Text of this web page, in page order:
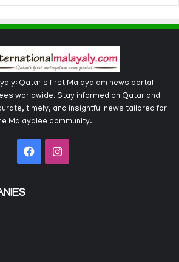
Qatar's first Malayalam news portal
worldwide. Stay informed on Qatar and
timely, and insightful news tailored for
Malayalee community.
FacebookInstagram